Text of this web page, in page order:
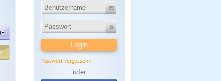
Passwort vergessen?
oder